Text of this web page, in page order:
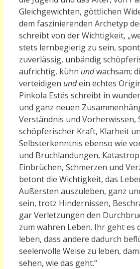
Gleichgewichten, göttlichen
dem faszinierenden Archetyp
schreibt von der Wichtigkeit,
stets lernbegierig zu sein,
zuverlässig, unbändig
aufrichtig, kühn undwachsam;
verteidigen undein echtes
Pinkola Estés schreibt in
und ganz neuen
Verständnis und Vorherwissen,
schöpferischer Kraft, Klarheit
Selbsterkenntnis ebenso wie
und Bruchlandungen,
Einbrüchen, Schmerzen und
betont die Wichtigkeit, das
Äußersten auszuleben, ganz
sein, trotz Hindernissen,
gar Verletzungen den
zum wahren Leben. Ihr geht es
leben, dass andere dadurch
seelenvolle Weise zu leben,
sehen, wie das geht.“